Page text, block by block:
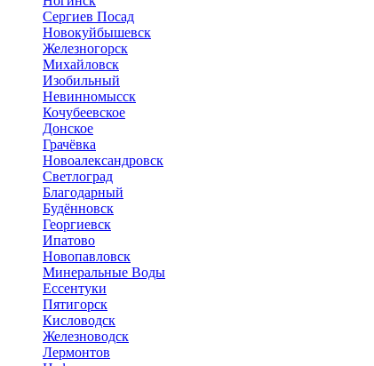
Сергиев Посад
Новокуйбышевск
Железногорск
Михайловск
Изобильный
Невинномысск
Кочубеевское
Донское
Грачёвка
Новоалександровск
Светлоград
Благодарный
Будённовск
Георгиевск
Ипатово
Новопавловск
Минеральные Воды
Ессентуки
Пятигорск
Кисловодск
Железноводск
Лермонтов